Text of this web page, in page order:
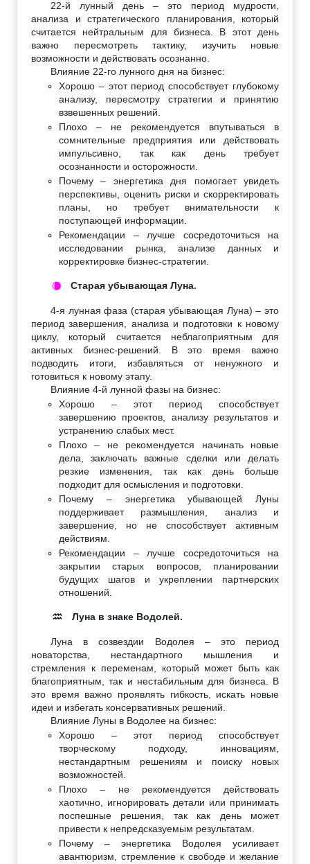
22-й лунный день – это период мудрости,
анализа и стратегического планирования, который
считается нейтральным для бизнеса. В этот день
важно пересмотреть тактику, изучить новые
возможности и действовать осознанно.
Влияние 22-го лунного дня на бизнес:
Хорошо – этот период способствует глубокому
анализу, пересмотру стратегии и принятию
взвешенных решений.
Плохо – не рекомендуется впутываться в
сомнительные предприятия или действовать
импульсивно, так как день требует
осознанности и осторожности.
Почему – энергетика дня помогает увидеть
перспективы, оценить риски и скорректировать
планы, но требует внимательности к
поступающей информации.
Рекомендации – лучше сосредоточиться на
исследовании рынка, анализе данных и
корректировке бизнес-стратегии.
🌘 Старая убывающая Луна.
4-я лунная фаза (старая убывающая Луна) – это
период завершения, анализа и подготовки к новому
циклу, который считается неблагоприятным для
активных бизнес-решений. В это время важно
подводить итоги, избавляться от ненужного и
готовиться к новому этапу.
Влияние 4-й лунной фазы на бизнес:
Хорошо – этот период способствует
завершению проектов, анализу результатов и
устранению слабых мест.
Плохо – не рекомендуется начинать новые
дела, заключать важные сделки или делать
резкие изменения, так как день больше
подходит для осмысления и подготовки.
Почему – энергетика убывающей Луны
поддерживает размышления, анализ и
завершение, но не способствует активным
действиям.
Рекомендации – лучше сосредоточиться на
закрытии старых вопросов, планировании
будущих шагов и укреплении партнерских
отношений.
♒ Луна в знаке Водолей.
Луна в созвездии Водолея – это период
новаторства, нестандартного мышления и
стремления к переменам, который может быть как
благоприятным, так и нестабильным для бизнеса. В
это время важно проявлять гибкость, искать новые
идеи и избегать консервативных решений.
Влияние Луны в Водолее на бизнес:
Хорошо – этот период способствует
творческому подходу, инновациям,
нестандартным решениям и поиску новых
возможностей.
Плохо – не рекомендуется действовать
хаотично, игнорировать детали или принимать
поспешные решения, так как день может
привести к непредсказуемым результатам.
Почему – энергетика Водолея усиливает
авантюризм, стремление к свободе и желание